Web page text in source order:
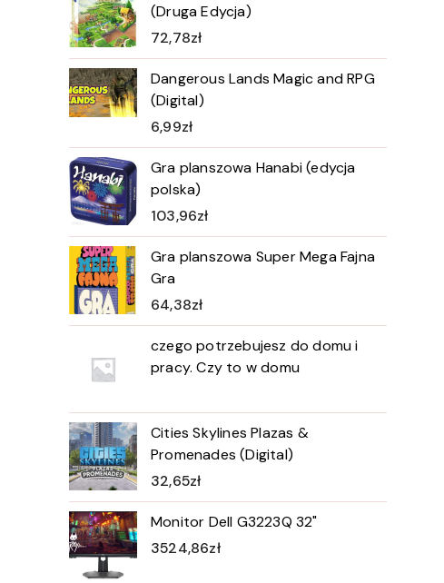
(Druga Edycja)
72,78zł
Dangerous Lands Magic and RPG
(Digital)
6,99zł
Gra planszowa Hanabi (edycja
polska)
103,96zł
Gra planszowa Super Mega Fajna
Gra
64,38zł
czego potrzebujesz do domu i
pracy. Czy to w domu
Cities Skylines Plazas &
Promenades (Digital)
32,65zł
Monitor Dell G3223Q 32"
3524,86zł